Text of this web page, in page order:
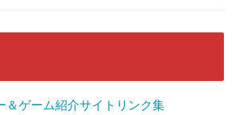
＆ゲーム紹介サイトリンク集